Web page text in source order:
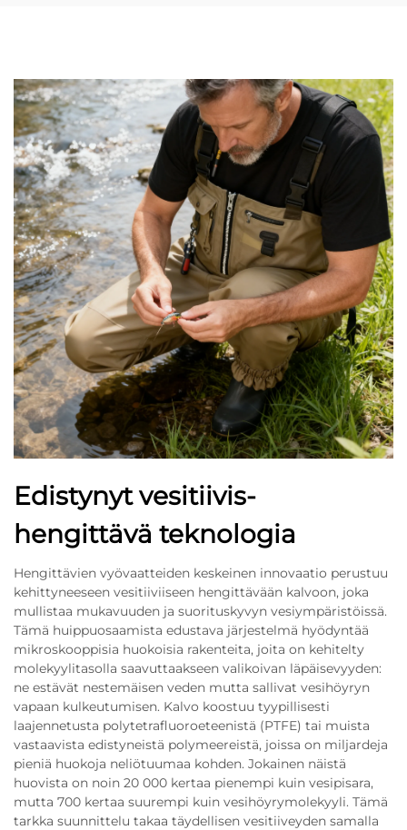
Edistynyt vesitiivis-
hengittävä teknologia
Hengittävien vyövaatteiden keskeinen innovaatio perustuu
kehittyneeseen vesitiiviiseen hengittävään kalvoon, joka
mullistaa mukavuuden ja suorituskyvyn vesiympäristöissä.
Tämä huippuosaamista edustava järjestelmä hyödyntää
mikroskooppisia huokoisia rakenteita, joita on kehitelty
molekyylitasolla saavuttaakseen valikoivan läpäisevyyden:
ne estävät nestemäisen veden mutta sallivat vesihöyryn
vapaan kulkeutumisen. Kalvo koostuu tyypillisesti
laajennetusta polytetrafluoroeteenistä (PTFE) tai muista
vastaavista edistyneistä polymeereistä, joissa on miljardeja
pieniä huokoja neliötuumaa kohden. Jokainen näistä
huovista on noin 20 000 kertaa pienempi kuin vesipisara,
mutta 700 kertaa suurempi kuin vesihöyrymolekyyli. Tämä
tarkka suunnittelu takaa täydellisen vesitiiveyden samalla